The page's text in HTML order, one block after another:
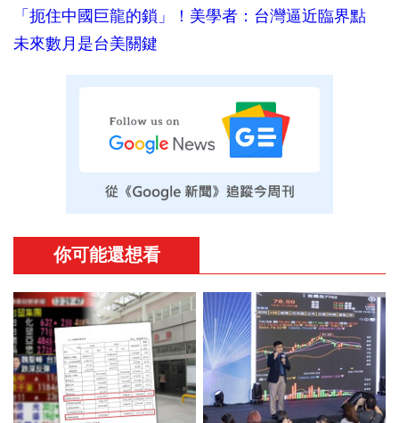
「扼住中國巨龍的鎖」！美學者：台灣逼近臨界點
未來數月是台美關鍵